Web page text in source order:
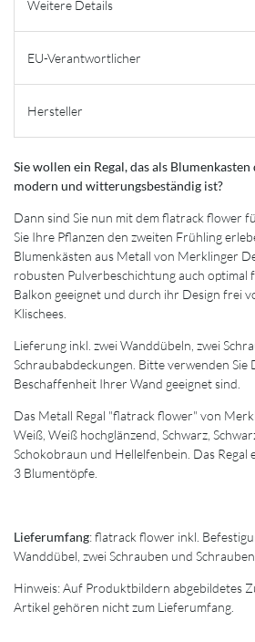
Weitere Details
EU-Verantwortlicher
Hersteller
Sie wollen ein Regal, das als
modern und witterungsbeständig ist?
Dann sind Sie nun mit dem flatrack flower
Sie Ihre Pflanzen den zweiten Frühling
Blumenkästen aus Metall von Merklinger
robusten Pulverbeschichtung auch optimal
Balkon geeignet und durch ihr Design frei
Klischees.
Lieferung inkl. zwei Wanddübeln, zwei
Schraubabdeckungen. Bitte verwenden Sie
Beschaffenheit Ihrer Wand geeignet sind.
Das Metall Regal "flatrack flower" von
Weiß, Weiß hochglänzend, Schwarz,
Schokobraun und Hellelfenbein. Das Regal
3 Blumentöpfe.
Lieferumfang: flatrack flower inkl.
Wanddübel, zwei Schrauben und
Hinweis: Auf Produktbildern abgebildetes
Artikel gehören nicht zum Lieferumfang.